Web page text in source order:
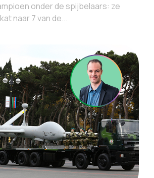
onder de spijbelaars: ze
naar 7 van de...